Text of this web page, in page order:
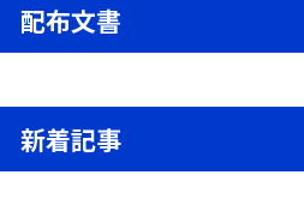
配布文書
新着記事